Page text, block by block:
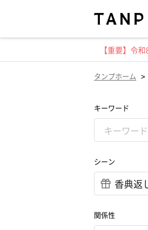
【重要】令
タンプホーム >
キーワード
シーン
関係性